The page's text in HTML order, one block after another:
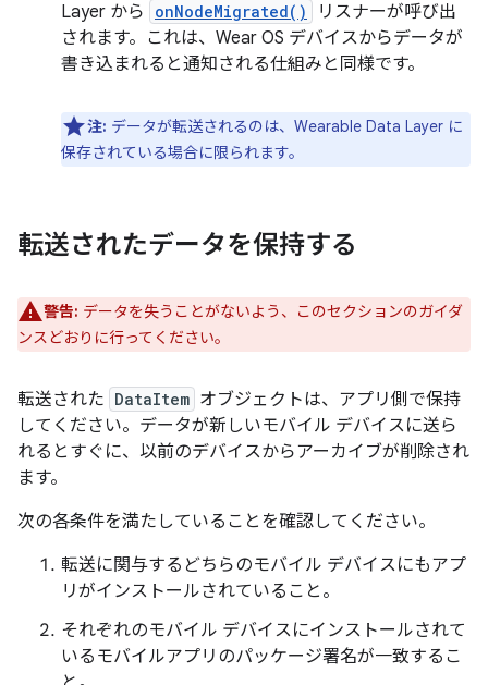
Layer から
onNodeMigrated()
リスナーが呼び出
されます。これは、Wear OS デバイスからデータが
書き込まれると通知される仕組みと同様です。
注: データが転送されるのは、Wearable Data Layer に
保存されている場合に限られます。
転送されたデータを保持する
警告: データを失うことがないよう、このセクションのガイダ
ンスどおりに行ってください。
転送された DataItem オブジェクトは、アプリ側で保持
してください。データが新しいモバイル デバイスに送ら
れるとすぐに、以前のデバイスからアーカイブが削除され
ます。
次の各条件を満たしていることを確認してください。
転送に関与するどちらのモバイル デバイスにもアプ
リがインストールされていること。
それぞれのモバイル デバイスにインストールされて
いるモバイルアプリのパッケージ署名が一致するこ